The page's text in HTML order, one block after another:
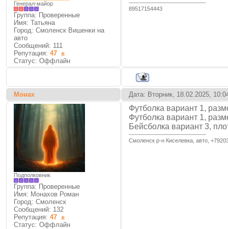
Генерал-майор
Группа: Проверенные
Имя: Татьяна
Город: Смоленск Вишенки на
авто
Сообщений: 111
Репутация: 47 ±
Статус: Оффлайн
89517154443
Монах Дата: Вторник, 18.02.2025,
Подполковник
Группа: Проверенные
Имя: Монахов Роман
Город: Смоленск
Сообщений: 132
Репутация: 47 ±
Статус: Оффлайн
Футболка вариант 1,
Футболка вариант 1,
Бейсболка вариант 3,
Смоленск р-н Киселевка, авто,